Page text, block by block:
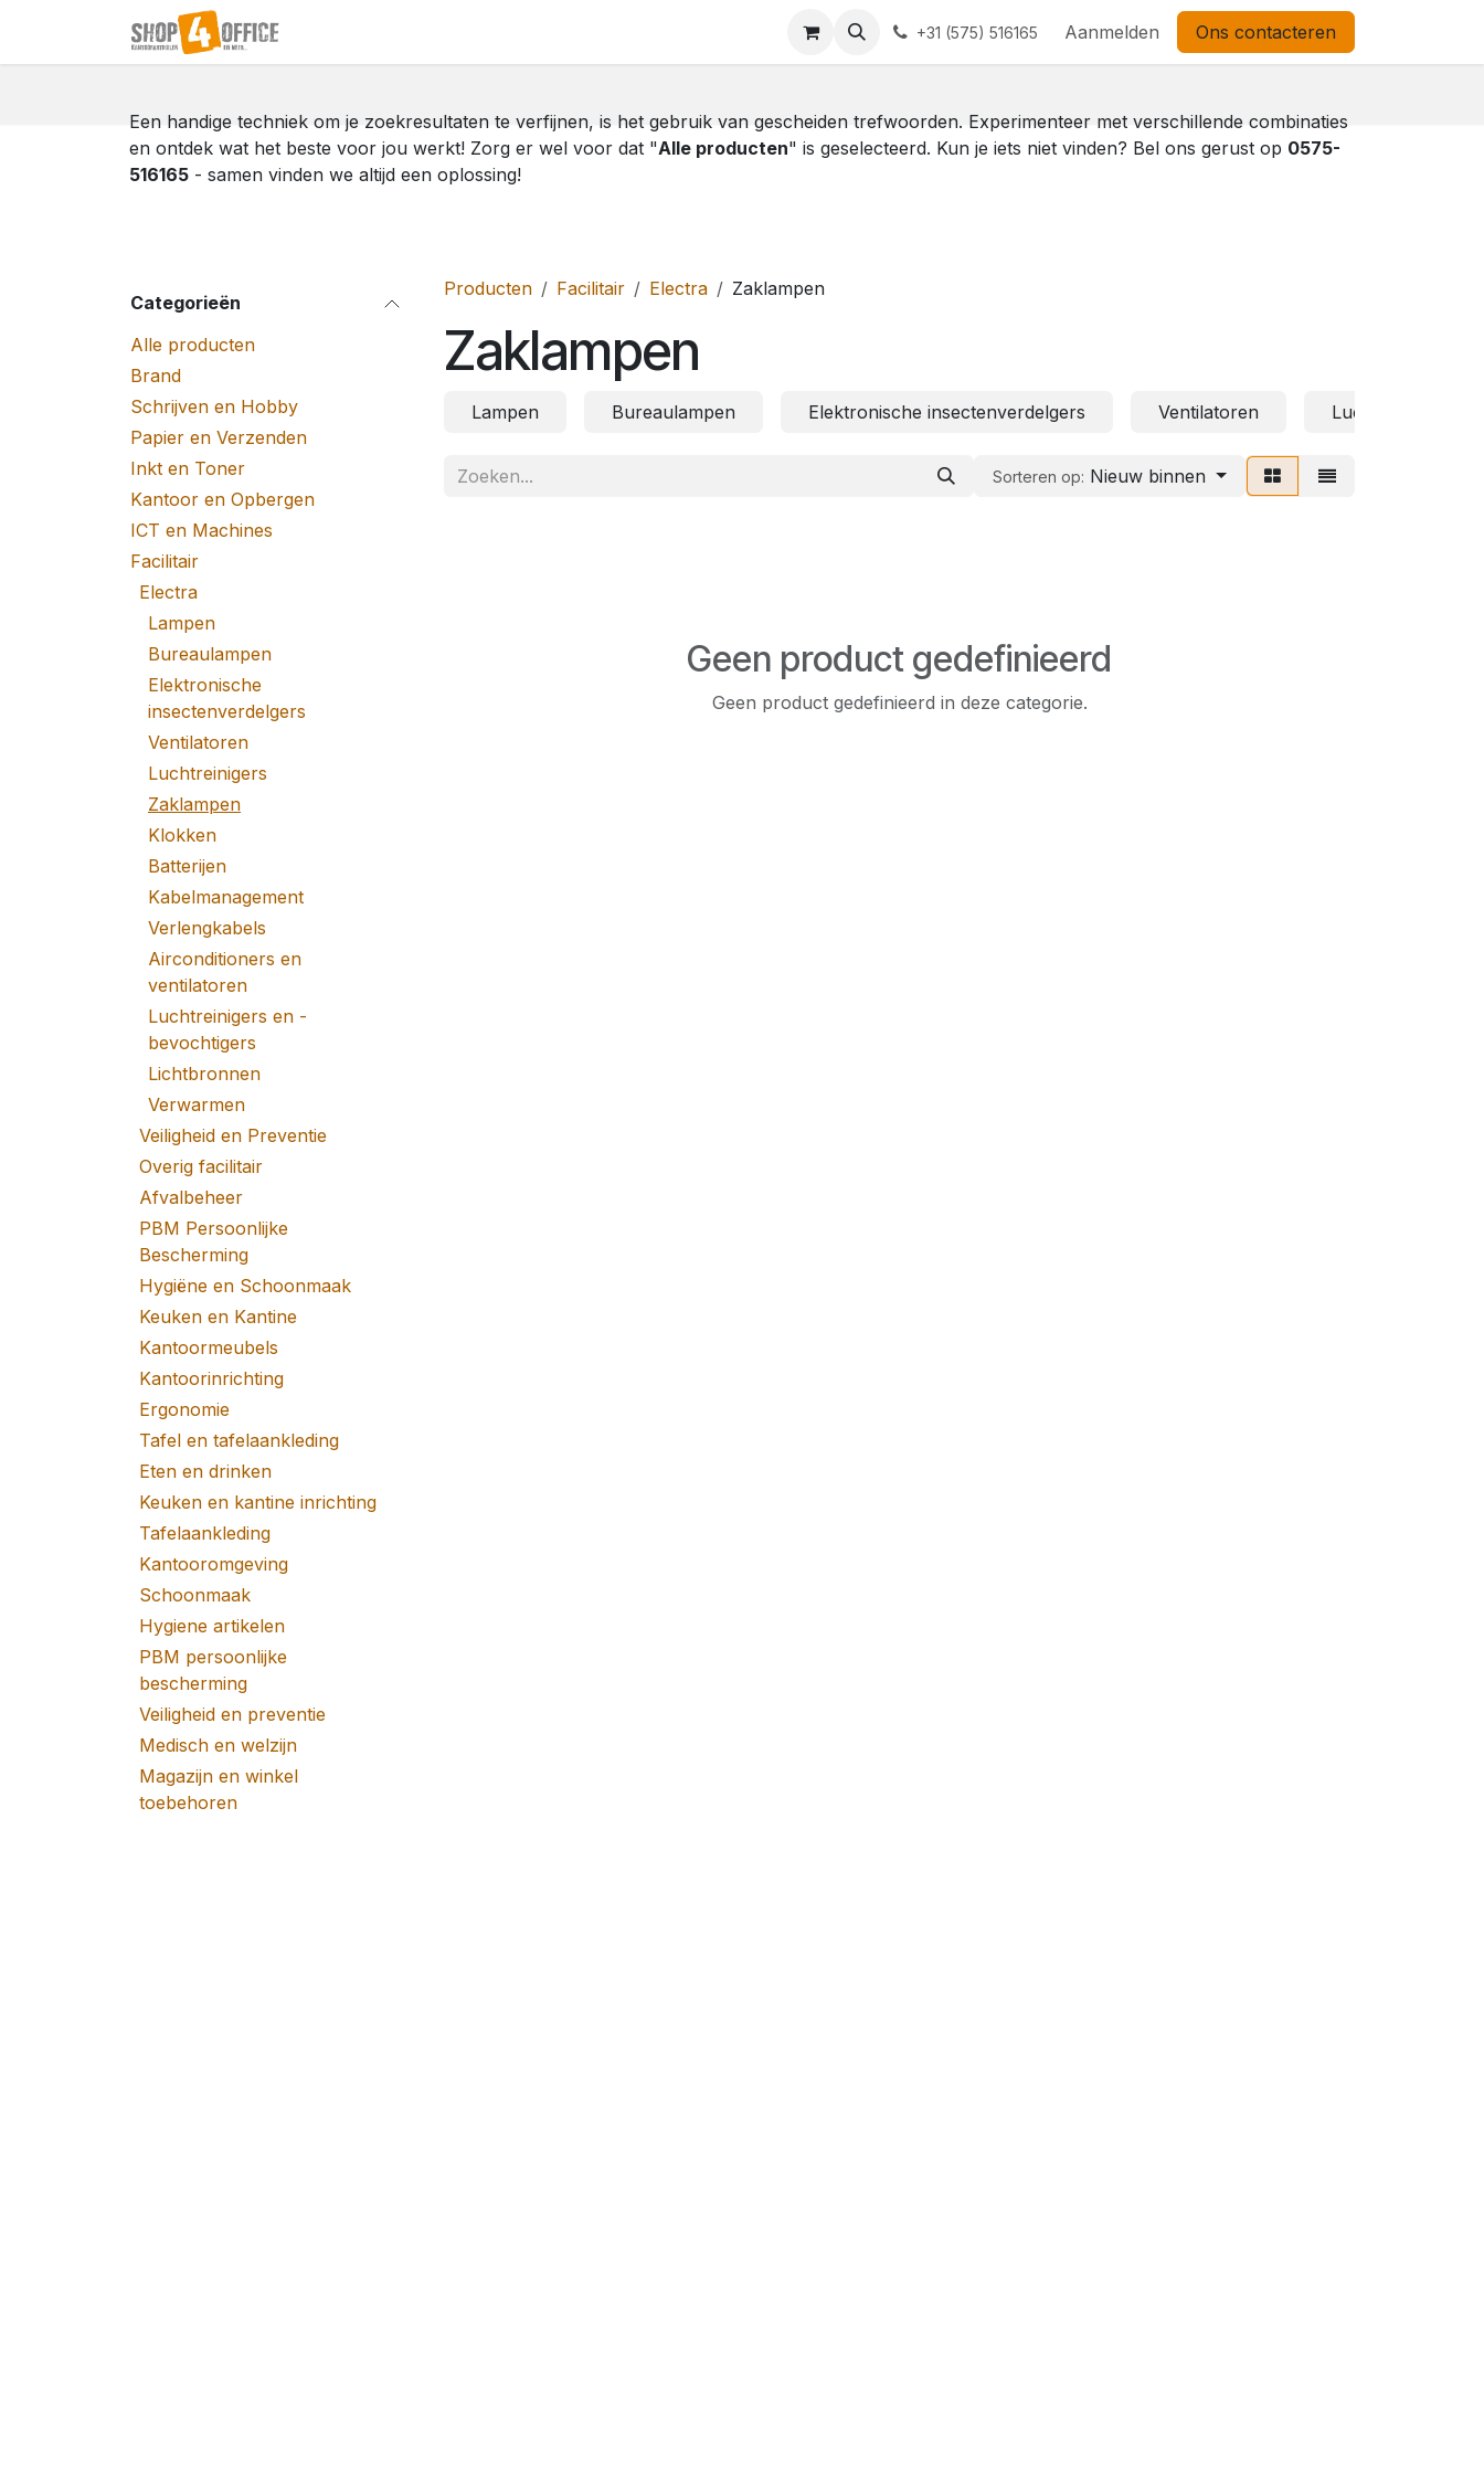
Overslaan naar inhoud
+31 (575) 516165 Aanmelden Ons contacteren
Een handige techniek om je zoekresultaten te verfijnen, is het gebruik van gescheiden trefwoorden. Experimenteer met verschillende combinaties
en ontdek wat het beste voor jou werkt! Zorg er wel voor dat "Alle producten" is geselecteerd. Kun je iets niet vinden? Bel ons gerust op 0575-
516165 - samen vinden we altijd een oplossing!
Categorieën
Alle producten
Brand
Schrijven en Hobby
Papier en Verzenden
Inkt en Toner
Kantoor en Opbergen
ICT en Machines
Facilitair
Electra
Lampen
Bureaulampen
Elektronische
insectenverdelgers
Ventilatoren
Luchtreinigers
Zaklampen
Klokken
Batterijen
Kabelmanagement
Verlengkabels
Airconditioners en
ventilatoren
Luchtreinigers en -
bevochtigers
Lichtbronnen
Verwarmen
Veiligheid en Preventie
Overig facilitair
Afvalbeheer
PBM Persoonlijke
Bescherming
Hygiëne en Schoonmaak
Keuken en Kantine
Kantoormeubels
Kantoorinrichting
Ergonomie
Tafel en tafelaankleding
Eten en drinken
Keuken en kantine inrichting
Tafelaankleding
Kantooromgeving
Schoonmaak
Hygiene artikelen
PBM persoonlijke
bescherming
Veiligheid en preventie
Medisch en welzijn
Magazijn en winkel
toebehoren
Producten Facilitair Electra Zaklampen
Zaklampen
Lampen Bureaulampen Elektronische insectenverdelgers Ventilatoren Luchtreinigers
Sorteren op: Nieuw binnen
Geen product gedefinieerd
Geen product gedefinieerd in deze categorie.